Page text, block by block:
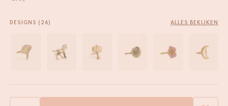
DESIGNS (26) ALLES BEKIJKEN